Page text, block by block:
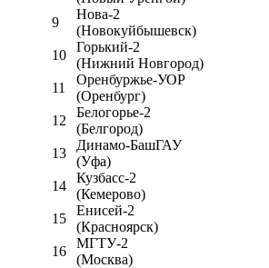
9
Нова-2
(Новокуйбышевск)
10
Горький-2
(Нижний Новгород)
11
Оренбуржье-УОР
(Оренбург)
12
Белогорье-2
(Белгород)
13
Динамо-БашГАУ
(Уфа)
14
Кузбасс-2
(Кемерово)
15
Енисей-2
(Красноярск)
16
МГТУ-2
(Москва)